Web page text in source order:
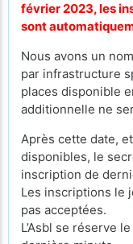
février 2023, les
sont
Nous avons un
par infrastructure
places disponible
additionnelle ne
Après cette date,
disponibles, le
inscription de
Les inscriptions le
pas acceptées.
L’Asbl se réserve